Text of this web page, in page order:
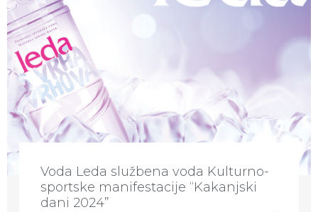
Voda Leda službena voda Kulturno-
sportske manifestacije “Kakanjski
dani 2024”